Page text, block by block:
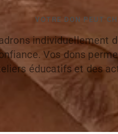
VOTRE DON PEUT
individuellement
Vos dons
éducatifs et des